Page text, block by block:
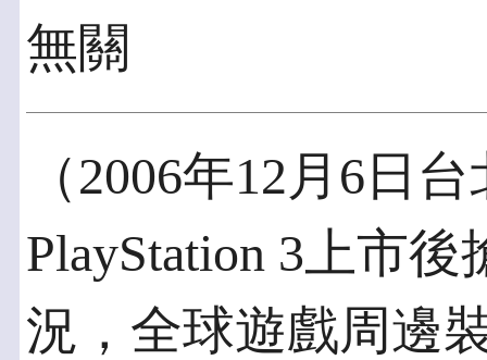
無關
（2006年12月6日
PlayStation 3上市
況，全球遊戲周邊